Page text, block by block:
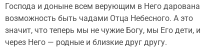
Господа и доныне всем верующим в Него дарована
возможность быть чадами Отца Небесного. А это
значит, что теперь мы не чужие Богу, мы Его дети, и
через Него — родные и близкие друг другу.